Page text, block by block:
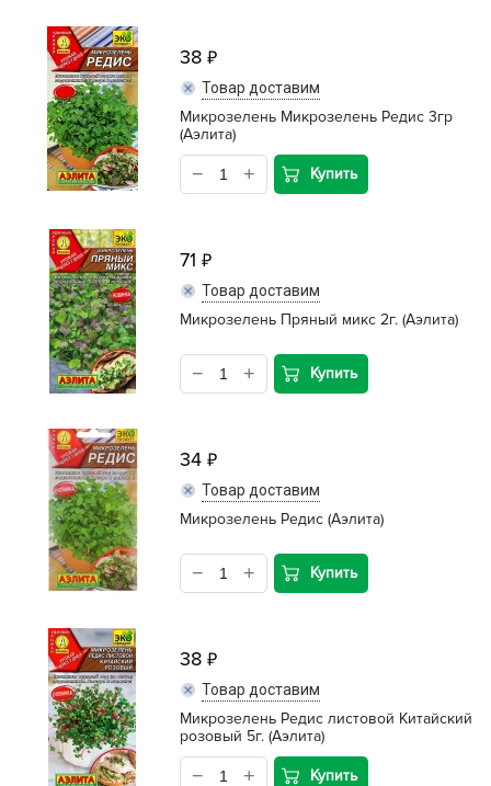
38
Товар доставим
Микрозелень Микрозелень Редис 3гр
(Аэлита)
Купить
71
Товар доставим
Микрозелень Пряный микс 2г. (Аэлита)
Купить
34
Товар доставим
Микрозелень Редис (Аэлита)
Купить
38
Товар доставим
Микрозелень Редис листовой Китайский
розовый 5г. (Аэлита)
Купить